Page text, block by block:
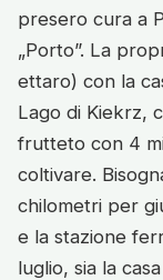
presero cura a
„Porto”. La
ettaro) con la
Lago di Kiekrz,
frutteto con 4
coltivare.
chilometri per
e la stazione
luglio, sia la